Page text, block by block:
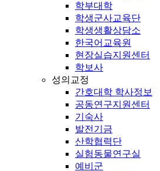
학부대학
학생군사교육단
학생생활상담소
한국어교육원
현장실습지원센터
학보사
성의교정
간호대학 학사정보
공동연구지원센터
기숙사
발전기금
산학협력단
실험동물연구실
예비군